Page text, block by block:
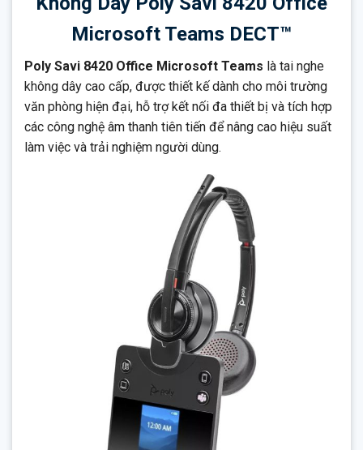
Bảo vệ thính giác: Công nghệ SoundGuard DIGITAL giới hạn
âm thanh ở mức an toàn, chống sốc âm.
macOS, Android, iOS và các nền tảng họp như Teams,
Zoom, Google Meet…
Microsoft Teams DECT™
Poly Savi 8420 Office Microsoft Teams là tai nghe
không dây cao cấp, được thiết kế dành cho môi trường
văn phòng hiện đại, hỗ trợ kết nối đa thiết bị và tích hợp
các công nghệ âm thanh tiên tiến để nâng cao hiệu suất
làm việc và trải nghiệm người dùng.